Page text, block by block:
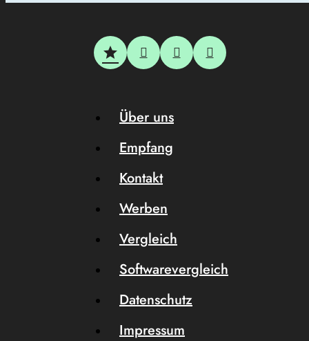
Über uns
Empfang
Kontakt
Werben
Vergleich
Softwarevergleich
Datenschutz
Impressum